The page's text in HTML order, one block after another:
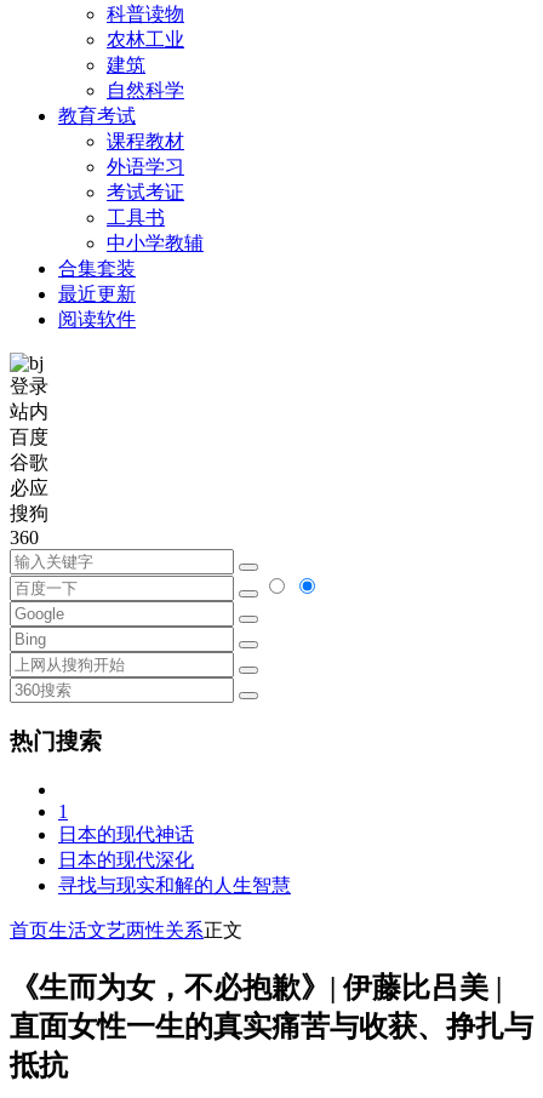
科普读物
农林工业
建筑
自然科学
教育考试
课程教材
外语学习
考试考证
工具书
中小学教辅
合集套装
最近更新
阅读软件
登录
站内
百度
谷歌
必应
搜狗
360
热门搜索
1
日本的现代神话
日本的现代深化
寻找与现实和解的人生智慧
首页生活文艺两性关系正文
《生而为女，不必抱歉》| 伊藤比吕美 |
直面女性一生的真实痛苦与收获、挣扎与
抵抗